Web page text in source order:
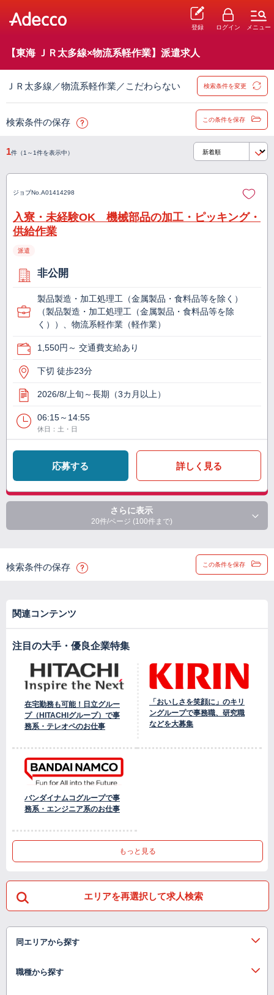
登録 ログイン メニュー
【東海 ＪＲ太多線×物流系軽作業】派遣求人
ＪＲ太多線／物流系軽作業／こだわらない 検索条件を変更
検索条件の保存 この条件を保存
1件（1～1件を表示中）
ジョブNo. A01414298
入寮・未経験OK 機械部品の加工・ピッキング・
供給作業
派遣
非公開
製品製造・加工処理工（金属製品・食料品等を除く）
（製品製造・加工処理工（金属製品・食料品等を除
く））、物流系軽作業（軽作業）
1,550円～ 交通費支給あり
下切 徒歩23分
2026/8/上旬～長期（3カ月以上）
06:15～14:55
休日：土・日
応募する 詳しく見る
さらに表示
20件/ページ (100件まで)
検索条件の保存 この条件を保存
関連コンテンツ
注目の大手・優良企業特集
在宅勤務も可能！日立グルー
プ（HITACHIグループ）で事
務系・テレオペのお仕事
「おいしさを笑顔に」のキリ
ングループで事務職、研究職
などを大募集
バンダイナムコグループで事
務系・エンジニア系のお仕事
もっと見る
エリアを再選択して求人検索
同エリアから探す
職種から探す